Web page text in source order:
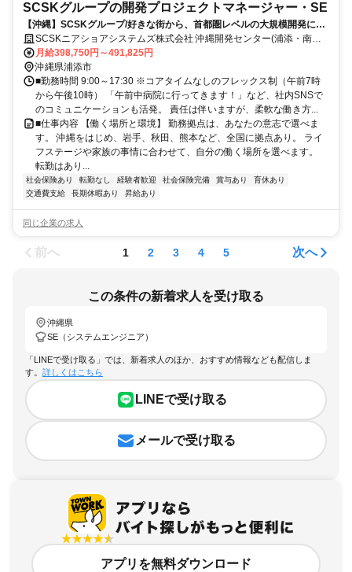
SCSKグループの開発プロジェクトマネージャー・SE
【沖縄】SCSKグループ/好きな街から、首都圏レベルの大規模開発に携
わり、SEとして成長できる！
SCSKニアショアシステムズ株式会社 沖縄開発センター(浦添・南風
原)
月給398,750円～491,825円
沖縄県浦添市
■勤務時間 9:00～17:30 ※コアタイムなしのフレックス制（午前7時
から午後10時） 「午前中病院に行ってきます！」など、社内SNSで
のコミュニケーションも活発。 責任は伴いますが、柔軟な働き方...
■仕事内容 【働く場所と環境】 勤務拠点は、あなたの意志で選べま
す。 沖縄をはじめ、岩手、秋田、熊本など、全国に拠点あり。 ライ
フステージや家族の事情に合わせて、自分の働く場所を選べます。
転勤はあり...
社会保険あり 転勤なし 経験者歓迎 社会保険完備 賞与あり
育休あり
交通費支給
長期休暇あり 昇給あり
同じ企業の求人
前へ 1 2 3 4 5 次へ
この条件の新着求人を受け取る
沖縄県
SE（システムエンジニア）
「LINEで受け取る」では、新着求人のほか、おすすめ情報なども配信しま
す。 詳しくはこちら
LINEで受け取る
メールで受け取る
アプリを無料ダウンロード